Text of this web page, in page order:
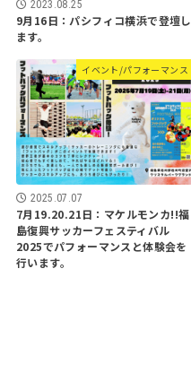
2023.08.25
9月16日：パシフィコ横浜で登壇し
ます。
イベント/パフォーマンス
2025.07.07
7月19.20.21日：マケルモンカ!!福
島復興サッカーフェスティバル
2025でパフォーマンスと体験会を
行います。